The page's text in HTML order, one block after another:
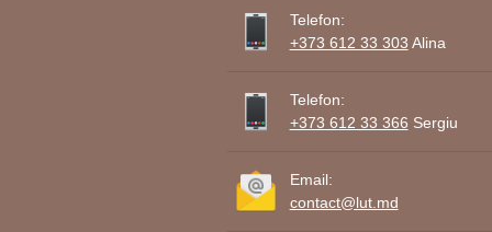
Telefon:
+373 612 33 303 Alina
Telefon:
+373 612 33 366 Sergiu
Email:
contact@lut.md